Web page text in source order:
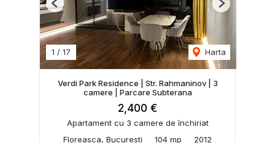
1 / 17 Harta
Previous Next
Verdi Park Residence | Str. Rahmaninov | 3
camere | Parcare Subterana
2,400 €
Apartament cu 3 camere de închiriat
Floreasca, Bucuresti
104 mp 2012